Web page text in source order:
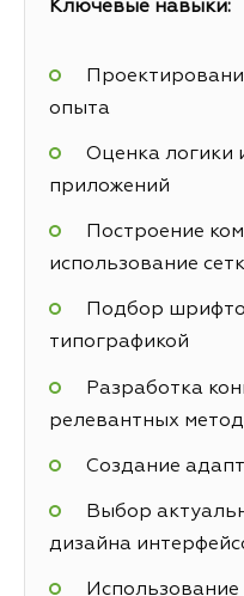
Ключевые навыки:
опыта
Оценка логики
приложений
Построение
использование
Подбор
типографикой
Разработка
релевантных
Создание
Выбор
дизайна